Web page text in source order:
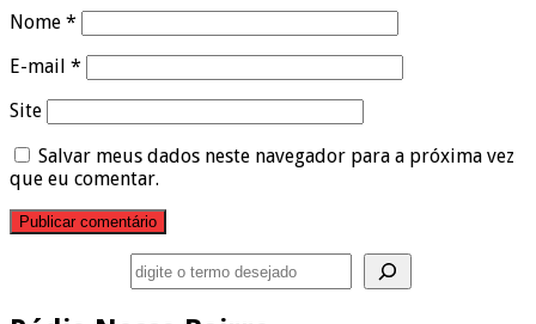
Nome *
E-mail *
Site
Salvar meus dados neste navegador para a próxima vez
que eu comentar.